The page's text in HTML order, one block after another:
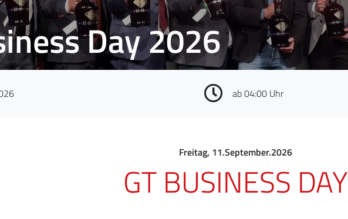
Day 2026
ab 04:00 Uhr
Freitag, 11.September.2026
GT BUSINESS DAY